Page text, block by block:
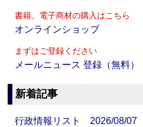
書籍、電子商材の購入はこちら
オンラインショップ
まずはご登録ください
メールニュース 登録（無料）
新着記事
行政情報リスト 2026/08/07